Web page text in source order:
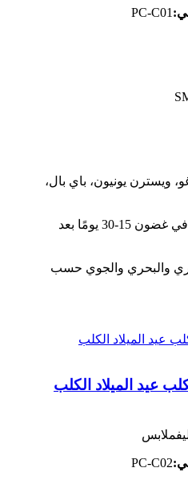
PC-C01
ويسترن يونيون، باي بال،
يتم التسليم في غضون 15-30 يومًا بعد
والبحري والجوي حسب
عيد الميلاد الكلب
ملابس
PC-C02